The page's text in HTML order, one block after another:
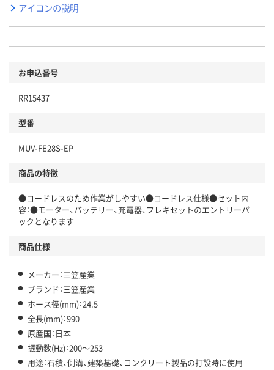
アイコンの説明
お申込番号
RR15437
型番
MUV-FE28S-EP
商品の特徴
●コードレスのため作業がしやすい●コードレス仕様●セット内
容：●モーター、バッテリー、充電器、フレキセットのエントリーパ
ックとなります
商品仕様
メーカー：三笠産業
ブランド：三笠産業
ホース径(mm)：24.5
全長(mm)：990
原産国：日本
振動数(Hz)：200～253
用途：石積、側溝、建築基礎、コンクリート製品の打設時に使用